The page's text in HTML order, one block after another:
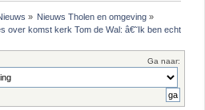
» Nieuws Tholen en omgeving»
over komst kerk Tom de Wal: â€˜Ik ben echt
Ga naar: